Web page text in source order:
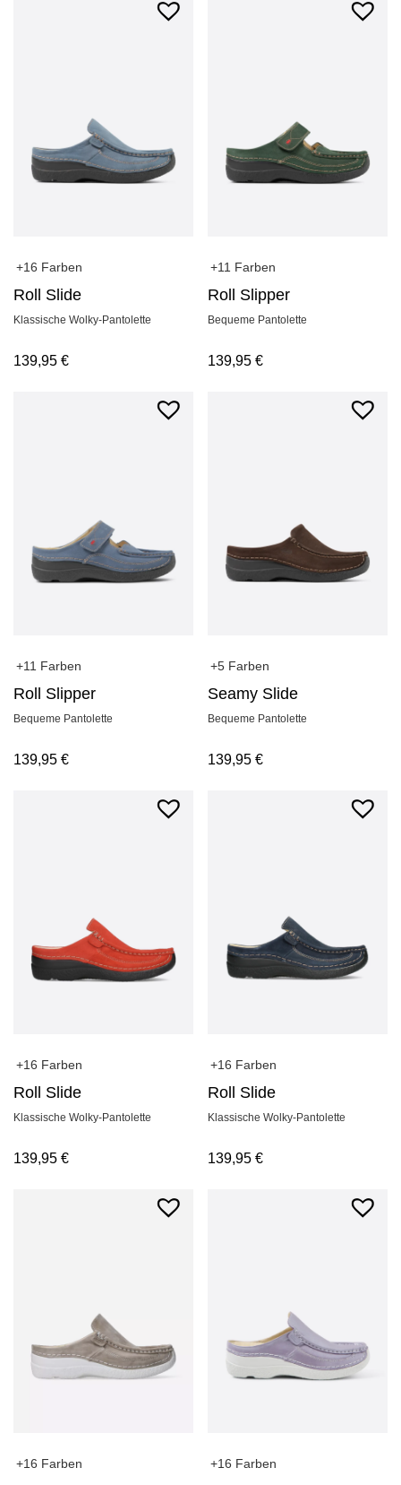
+16 Farben
Roll Slide
Klassische Wolky-Pantolette
139,95 €
+11 Farben
Roll Slipper
Bequeme Pantolette
139,95€
+11 Farben
Roll Slipper
Bequeme Pantolette
139,95 €
+5 Farben
Seamy Slide
Bequeme Pantolette
139,95€
+16 Farben
Roll Slide
Klassische Wolky-Pantolette
139,95 €
+16 Farben
Roll Slide
Klassische Wolky-Pantolette
139,95€
+16 Farben +16 Farben